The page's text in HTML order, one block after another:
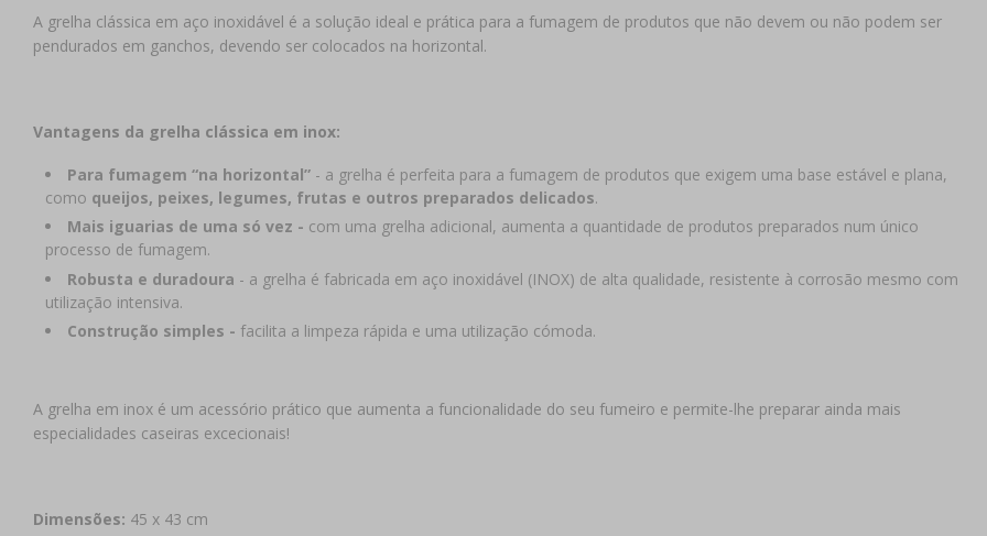
A grelha clássica em aço inoxidável é a solução ideal e prática para a fumagem de produtos que não devem ou não podem ser
pendurados em ganchos, devendo ser colocados na horizontal.
Vantagens da grelha clássica em inox:
Para fumagem “na horizontal”- a grelha é perfeita para a fumagem de produtos que exigem uma base estável e plana,
como queijos, peixes, legumes, frutas e outros preparados delicados.
Mais iguarias de uma só vez - com uma grelha adicional, aumenta a quantidade de produtos preparados num único
processo de fumagem.
Robusta e duradoura - a grelha é fabricada em aço inoxidável (INOX) de alta qualidade, resistente à corrosão mesmo com
utilização intensiva.
Construção simples - facilita a limpeza rápida e uma utilização cómoda.
A grelha em inox é um acessório prático que aumenta a funcionalidade do seu fumeiro e permite-lhe preparar ainda mais
especialidades caseiras excecionais!
Dimensões: 45 x 43 cm